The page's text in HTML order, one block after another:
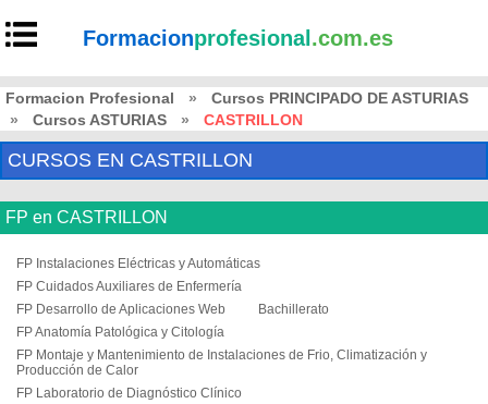
Formacionprofesional .com.es
Formacion Profesional »
Cursos PRINCIPADO DE ASTURIAS
»
Cursos ASTURIAS » CASTRILLON
CURSOS EN CASTRILLON
FP en CASTRILLON
FP Instalaciones Eléctricas y Automáticas
FP Cuidados Auxiliares de Enfermería
FP Desarrollo de Aplicaciones Web
Bachillerato
FP Anatomía Patológica y Citología
FP Montaje y Mantenimiento de Instalaciones de Frio, Climatización y
Producción de Calor
FP Laboratorio de Diagnóstico Clínico